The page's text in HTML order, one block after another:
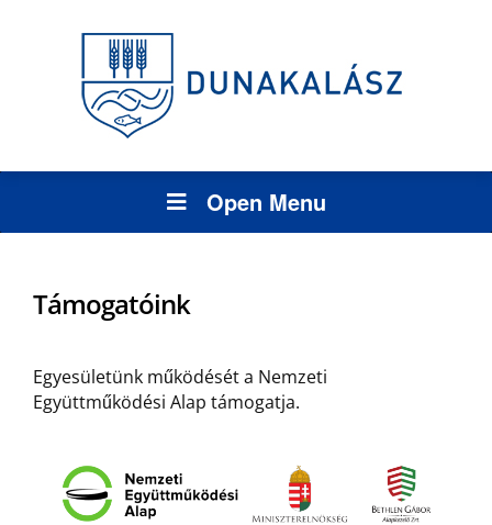
Open Menu
Támogatóink
Egyesületünk működését a Nemzeti
Együttműködési Alap támogatja.